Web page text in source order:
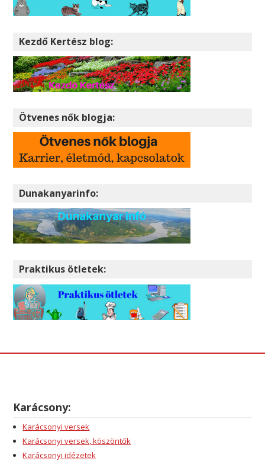
Kezdő Kertész blog:
Ötvenes nők blogja:
Dunakanyarinfo:
Praktikus ötletek:
Karácsony:
Karácsonyi versek
Karácsonyi versek, köszöntők
Karácsonyi idézetek